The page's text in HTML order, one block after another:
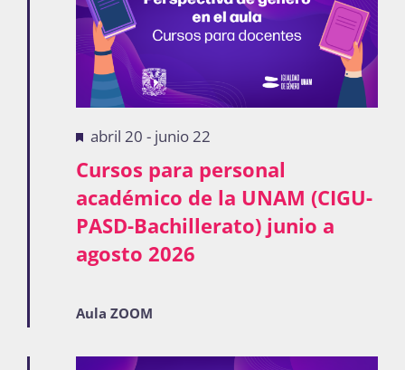
Cursos para personal
académico de la UNAM (CIGU-
PASD-Bachillerato) junio a
agosto 2026
Destacadas
abril 20 - junio 22
Aula ZOOM